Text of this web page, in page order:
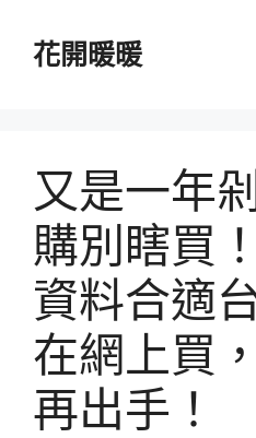
花開暖暖
又是一年
購別瞎買
資料合適
在網上買
再出手！